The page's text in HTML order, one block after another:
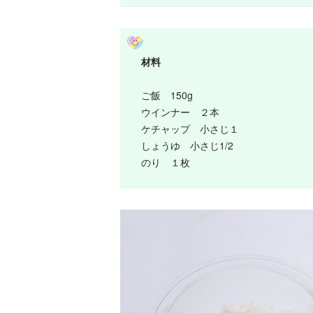
材料
ご飯 150g
ウインナー ２本
ケチャップ 小さじ１
しょうゆ 小さじ1/2
のり １枚